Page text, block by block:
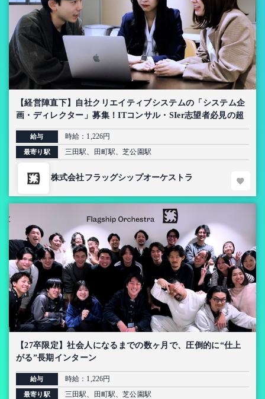
【経営陣直下】自社クリエイティブシステムの「システム企
画・ディレクター」募集！ITコンサル・SIer志望者必見の超
上流インターン【AI導入プロジェクト】
給与 時給：1,226円
最寄り駅 三田駅、田町駅、芝公園駅
株式会社フラッグシップオーケストラ
【27卒限定】社会人になるまでの数ヶ月で、圧倒的に“仕上
がる”長期インターン
給与 時給：1,226円
最寄り駅 三田駅、田町駅、芝公園駅